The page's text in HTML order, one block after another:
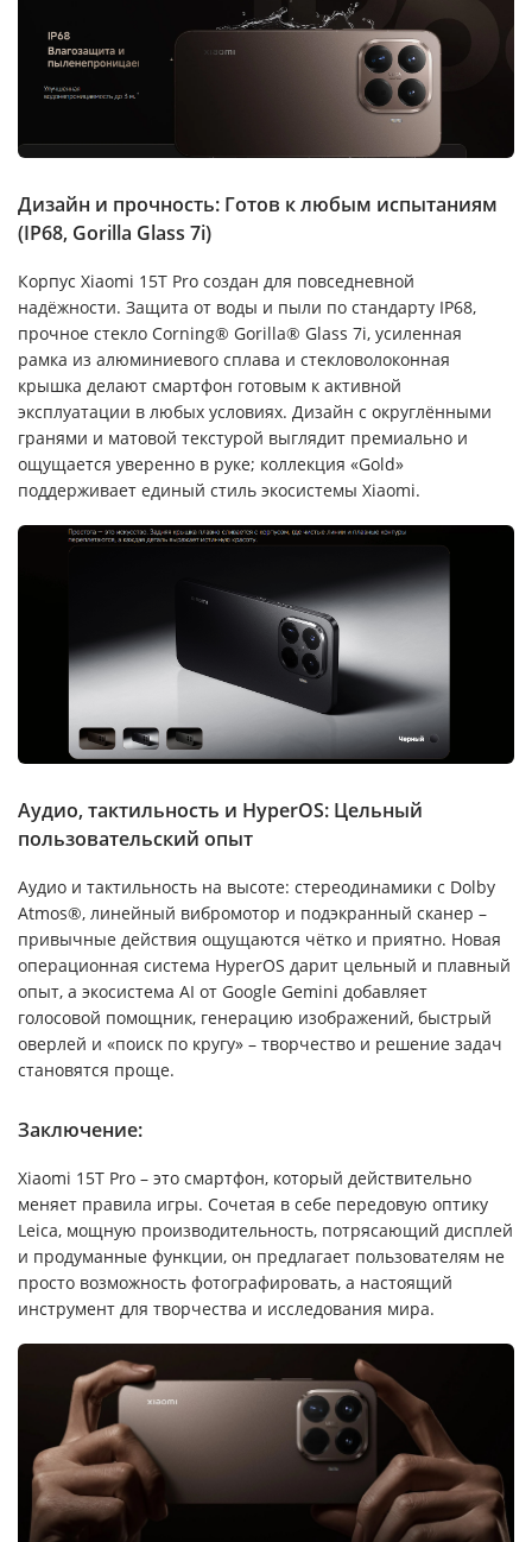
Дизайн и прочность: Готов к любым испытаниям
(IP68, Gorilla Glass 7i)
Корпус Xiaomi 15T Pro создан для повседневной
надёжности. Защита от воды и пыли по стандарту IP68,
прочное стекло Corning® Gorilla® Glass 7i, усиленная
рамка из алюминиевого сплава и стекловолоконная
крышка делают смартфон готовым к активной
эксплуатации в любых условиях. Дизайн с округлёнными
гранями и матовой текстурой выглядит премиально и
ощущается уверенно в руке; коллекция «Gold»
поддерживает единый стиль экосистемы Xiaomi.
Аудио, тактильность и HyperOS: Цельный
пользовательский опыт
Аудио и тактильность на высоте: стереодинамики с Dolby
Atmos®, линейный вибромотор и подэкранный сканер –
привычные действия ощущаются чётко и приятно. Новая
операционная система HyperOS дарит цельный и плавный
опыт, а экосистема AI от Google Gemini добавляет
голосовой помощник, генерацию изображений, быстрый
оверлей и «поиск по кругу» – творчество и решение задач
становятся проще.
Заключение:
Xiaomi 15T Pro – это смартфон, который действительно
меняет правила игры. Сочетая в себе передовую оптику
Leica, мощную производительность, потрясающий дисплей
и продуманные функции, он предлагает пользователям не
просто возможность фотографировать, а настоящий
инструмент для творчества и исследования мира.